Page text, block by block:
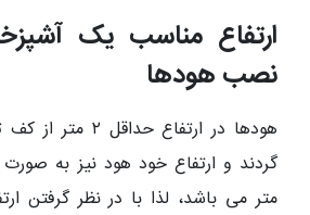
ارتفاع مناسب یک
نصب هودها
هودها در ارتفاع